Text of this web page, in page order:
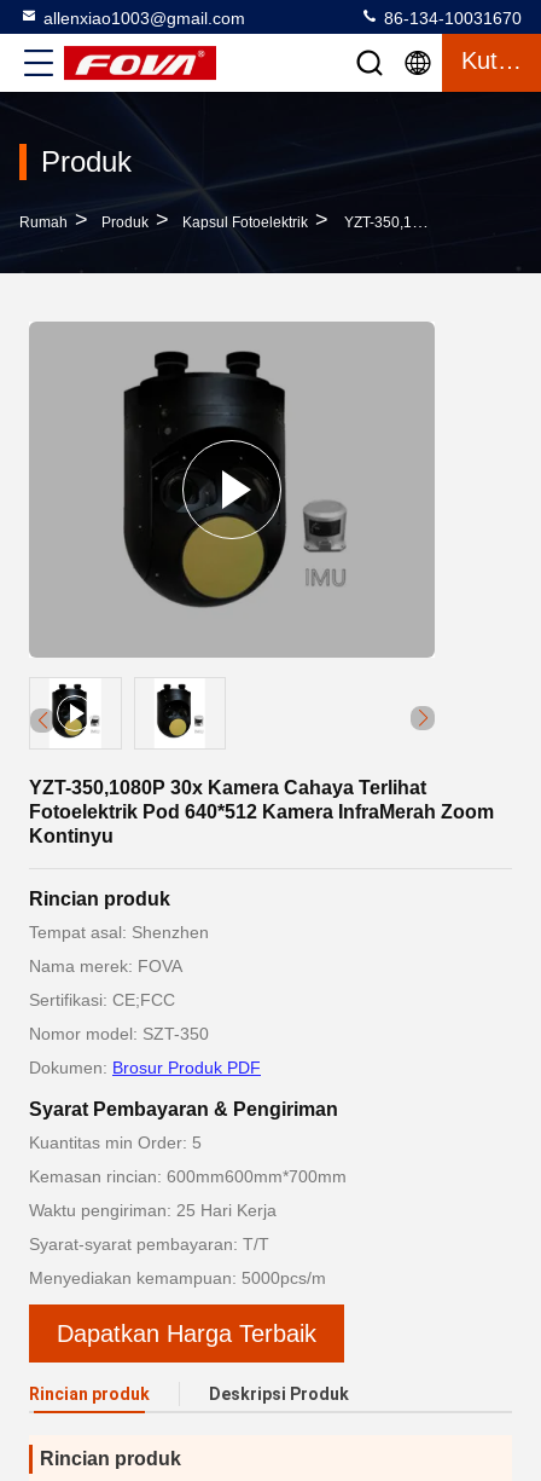
allenxiao1003@gmail.com 86-134-10031670
Kutipan
Produk
Rumah > Produk > Kapsul Fotoelektrik > YZT-350,1080P 30x Kamera Cahaya Terlihat Fotoelektrik Pod 640*512 Kamera InfraMerah Zoom Kontinyu
YZT-350,1080P 30x Kamera Cahaya Terlihat
Fotoelektrik Pod 640*512 Kamera InfraMerah Zoom
Kontinyu
Rincian produk
Tempat asal: Shenzhen
Nama merek: FOVA
Sertifikasi: CE;FCC
Nomor model: SZT-350
Dokumen: Brosur Produk PDF
Syarat Pembayaran & Pengiriman
Kuantitas min Order: 5
Kemasan rincian: 600mm600mm*700mm
Waktu pengiriman: 25 Hari Kerja
Syarat-syarat pembayaran: T/T
Menyediakan kemampuan: 5000pcs/m
Dapatkan Harga Terbaik
Rincian produk Deskripsi Produk
Rincian produk